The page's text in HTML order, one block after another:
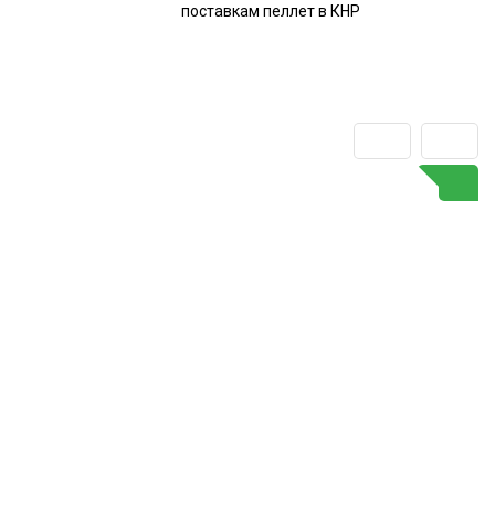
поставкам пеллет в КНР